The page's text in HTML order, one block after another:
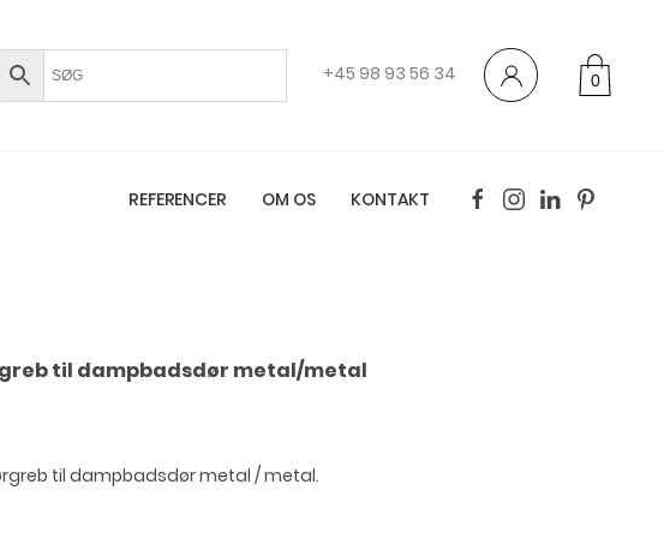
+45 98 93 56 34 0
REFERENCER OM OS KONTAKT
til dampbadsdør metal/metal
til dampbadsdør metal / metal.